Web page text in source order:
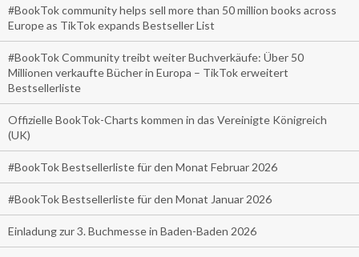
#BookTok community helps sell more than 50 million books across
Europe as TikTok expands Bestseller List
#BookTok Community treibt weiter Buchverkäufe: Über 50
Millionen verkaufte Bücher in Europa – TikTok erweitert
Bestsellerliste
Offizielle BookTok-Charts kommen in das Vereinigte Königreich
(UK)
#BookTok Bestsellerliste für den Monat Februar 2026
#BookTok Bestsellerliste für den Monat Januar 2026
Einladung zur 3. Buchmesse in Baden-Baden 2026